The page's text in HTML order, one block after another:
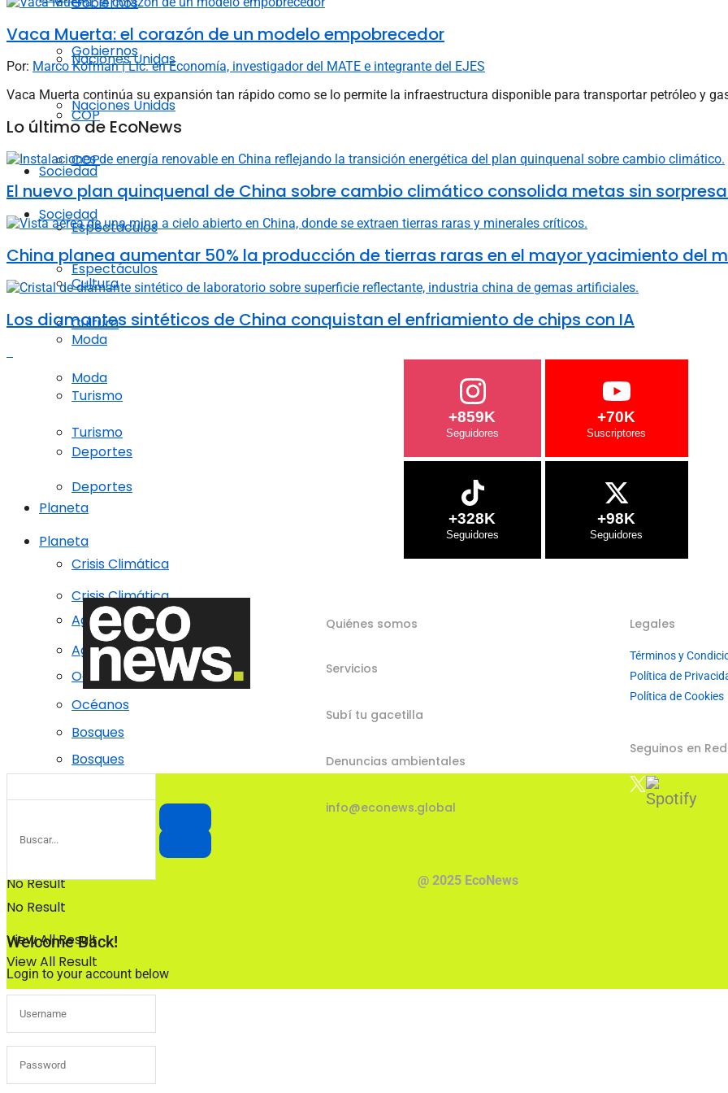
Naciones Unidas
COP
Sociedad
Espectáculos
Cultura
Moda
Turismo
Deportes
Planeta
Crisis Climática
Agricultura regenerativa
Océanos
Bosques
No Result
View All Result
Gobiernos
Naciones Unidas
COP
Sociedad
Espectáculos
Cultura
Moda
Turismo
Deportes
Planeta
Crisis Climática
Agricultura regenerativa
Océanos
Bosques
No Result
View All Result
Vaca Muerta: el corazón de un modelo empobrecedor
Por: Marco Kofman | Lic. en Economía, investigador del MATE e integrante del EJES
Vaca Muerta continúa su expansión tan rápido como se lo permite la infraestructura disponible para transportar petróleo y
Lo último de EcoNews
El nuevo plan quinquenal de China sobre cambio climático consolida metas sin
China planea aumentar 50% la producción de tierras raras en el mayor yacimiento del
Los diamantes sintéticos de China conquistan el enfriamiento de chips con IA
+859K +70K
+328K +98K
Quiénes somos
Servicios
Subí tu gacetilla
Denuncias ambientales
info@econews.global
Legales
Términos y
Política de
Política de Cookies
Seguinos en
@ 2025 EcoNews
Welcome Back!
Login to your account below